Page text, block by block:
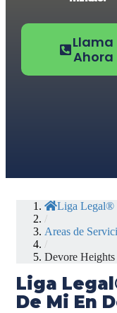
Llama
Ahora
Liga Legal®
/
Areas de
/
Devore Heights
Liga
De Mi En